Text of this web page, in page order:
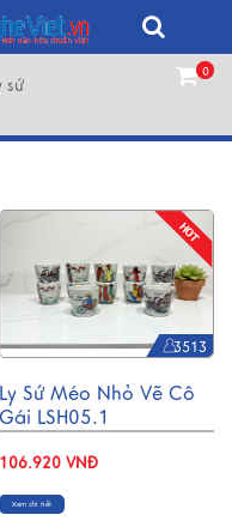
0
sứ
3513
Ly Sứ Méo Nhỏ Vẽ Cô
Gái LSH05.1
106.920 VNĐ
Xem chi tiết